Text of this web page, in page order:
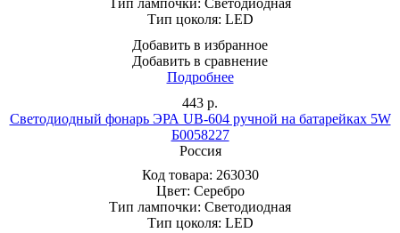
Тип цоколя: LED
Добавить в избранное
Добавить в сравнение
Подробнее
443 р.
Светодиодный фонарь ЭРА UB-604 ручной на батарейках 5W
Б0058227
Россия
Код товара: 263030
Цвет: Серебро
Тип лампочки: Светодиодная
Тип цоколя: LED